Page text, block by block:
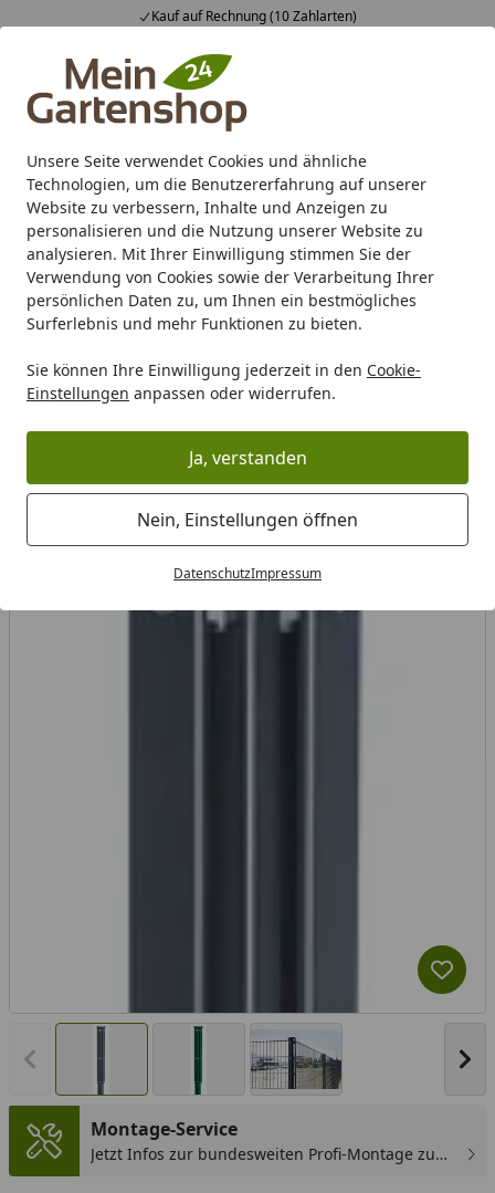
Unsere Seite verwendet Cookies und ähnliche
Technologien, um die Benutzererfahrung auf unserer
Website zu verbessern, Inhalte und Anzeigen zu
personalisieren und die Nutzung unserer Website zu
analysieren. Mit Ihrer Einwilligung stimmen Sie der
Verwendung von Cookies sowie der Verarbeitung Ihrer
persönlichen Daten zu, um Ihnen ein bestmögliches
Surferlebnis und mehr Funktionen zu bieten.
Sie können Ihre Einwilligung jederzeit in den Cookie-
Einstellungen anpassen oder widerrufen.
Ja, verstanden
Nein, Einstellungen öffnen
DatenschutzImpressum
Kauf auf Rechnung (10 Zahlarten)
Alle Produkte
Mein Konto
Suchen
Karibu Pools inkl. gratis Sandfilteranlage & Pool-
Starterset (Gesamtwert bis 468,99€)
Startseite
Zaun Doppelstabmatten dz Doppelstabmatten
Aluminium-Auflageböckchen
Vorheriges Bild anzeigen
Montage-Service
Jetzt Infos zur bundesweiten Profi-Montage zum